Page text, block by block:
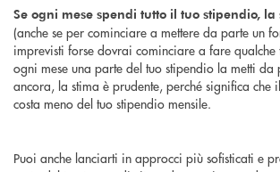
Se ogni mese spendi tutto il tuo stipendio, la
(anche se per cominciare a mettere da parte un
imprevisti forse dovrai cominciare a fare qualche
ogni mese una parte del tuo stipendio la metti da
ancora, la stima è prudente, perché significa che
costa meno del tuo stipendio mensile.
Puoi anche lanciarti in approcci più sofisticati e